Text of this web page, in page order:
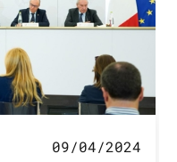
09/04/2024